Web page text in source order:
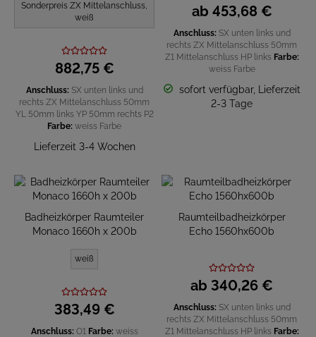
Sonderpreis ZX Mittelanschluss,
weiß
882,75 €
Anschluss: SX unten links und
rechts ZX Mittelanschluss 50mm
YL 50mm links YP 50mm rechts P2
Farbe: weiss Farbe
Lieferzeit 3-4 Wochen
ab 453,68 €
Anschluss: SX unten links und
rechts ZX Mittelanschluss 50mm
Z1 Mittelanschluss HP links Farbe:
weiss Farbe
sofort verfügbar, Lieferzeit
2-3 Tage
Badheizkörper Raumteiler
Monaco 1660h x 200b
weiß
383,49 €
Anschluss: O1 Farbe: weiss
Raumteilbadheizkörper
Echo 1560hx600b
ab 340,26 €
Anschluss: SX unten links und
rechts ZX Mittelanschluss 50mm
Z1 Mittelanschluss HP links Farbe: